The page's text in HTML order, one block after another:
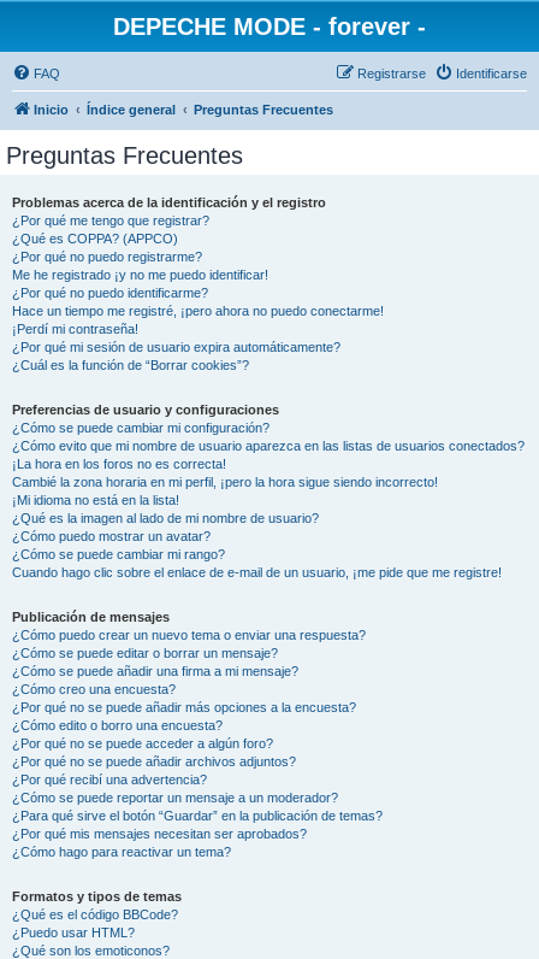
DEPECHE MODE - forever -
FAQ Identificarse
Registrarse
Inicio Índice general Preguntas Frecuentes
Preguntas Frecuentes
Problemas acerca de la identificación y el registro
¿Por qué me tengo que registrar?
¿Qué es COPPA? (APPCO)
¿Por qué no puedo registrarme?
Me he registrado ¡y no me puedo identificar!
¿Por qué no puedo identificarme?
Hace un tiempo me registré, ¡pero ahora no puedo conectarme!
¡Perdí mi contraseña!
¿Por qué mi sesión de usuario expira automáticamente?
¿Cuál es la función de “Borrar cookies”?
Preferencias de usuario y configuraciones
¿Cómo se puede cambiar mi configuración?
¿Cómo evito que mi nombre de usuario aparezca en las listas de usuarios conectados?
¡La hora en los foros no es correcta!
Cambié la zona horaria en mi perfil, ¡pero la hora sigue siendo incorrecto!
¡Mi idioma no está en la lista!
¿Qué es la imagen al lado de mi nombre de usuario?
¿Cómo puedo mostrar un avatar?
¿Cómo se puede cambiar mi rango?
Cuando hago clic sobre el enlace de e-mail de un usuario, ¡me pide que me registre!
Publicación de mensajes
¿Cómo puedo crear un nuevo tema o enviar una respuesta?
¿Cómo se puede editar o borrar un mensaje?
¿Cómo se puede añadir una firma a mi mensaje?
¿Cómo creo una encuesta?
¿Por qué no se puede añadir más opciones a la encuesta?
¿Cómo edito o borro una encuesta?
¿Por qué no se puede acceder a algún foro?
¿Por qué no se puede añadir archivos adjuntos?
¿Por qué recibí una advertencia?
¿Cómo se puede reportar un mensaje a un moderador?
¿Para qué sirve el botón “Guardar” en la publicación de temas?
¿Por qué mis mensajes necesitan ser aprobados?
¿Cómo hago para reactivar un tema?
Formatos y tipos de temas
¿Qué es el código BBCode?
¿Puedo usar HTML?
¿Qué son los emoticonos?